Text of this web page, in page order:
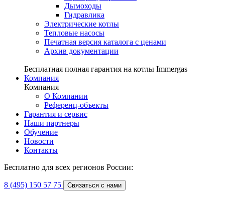
Дымоходы
Гидравлика
Электрические котлы
Тепловые насосы
Печатная версия каталога с ценами
Архив документации
Бесплатная полная гарантия на котлы Immergas
Компания
Компания
О Компании
Референц-объекты
Гарантия и сервис
Наши партнеры
Обучение
Новости
Контакты
Бесплатно для всех регионов России:
8 (495) 150 57 75 Связаться с нами